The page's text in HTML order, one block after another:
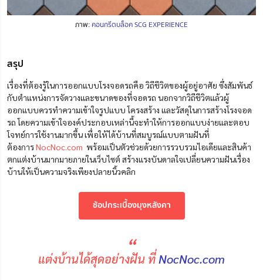
ภาพ: คอนกรีตบล็อค SCG EXPERIENCE
สรุป
เรื่องที่ต้องรู้ในการออกแบบโรงจอดรถคือ วิถีชีวิตของผู้อยู่อาศัย ซึ่งสัมพันธ์
กับตำแหน่งการจัดวางและขนาดของที่จอดรถ นอกจากวิถีชีวิตแล้วผู้
ออกแบบควรทำความเข้าใจรูปแบบ โครงสร้าง และวัสดุในการสร้างโรงจอด
รถ โดยความเข้าใจองค์ประกอบเหล่านี้จะทำให้การออกแบบง่ายและตอบ
โจทย์การใช้งานมากขึ้น เพื่อให้ได้บ้านที่สมบูรณ์แบบตามฝันที่
ต้องการNocNoc.com พร้อมเป็นตัวช่วยด้วยการรวบรวมไอเดียและสินค้า
ตกแต่งบ้านมากมายภายในเว็บไซต์ สร้างแรงบันดาลใจเปลี่ยนความฝันเรื่อง
บ้านให้เป็นความจริงเพียงปลายนิ้วคลิก
ช้อปกระเบื้องมุงหลังคา
“
แต่งบ้านได้สุดอย่างฝัน ที่NocNoc.com